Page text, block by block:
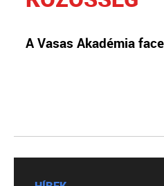
A Vasas Akadémia